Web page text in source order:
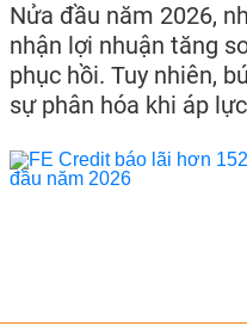
Nửa đầu năm 2026,
nhận lợi nhuận tăng
phục hồi. Tuy nhiên,
sự phân hóa khi áp